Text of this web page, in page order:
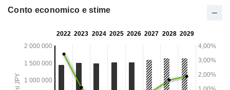
Conto economico e stime